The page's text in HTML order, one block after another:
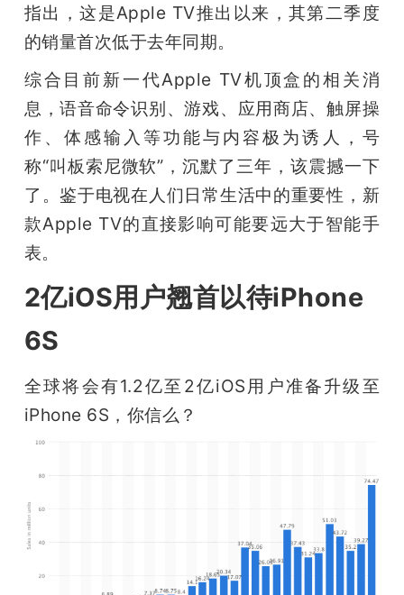
指出，这是Apple TV推出以来，其第二季度
的销量首次低于去年同期。
综合目前新一代Apple TV机顶盒的相关消
息，语音命令识别、游戏、应用商店、触屏操
作、体感输入等功能与内容极为诱人，号
称“叫板索尼微软”，沉默了三年，该震撼一下
了。鉴于电视在人们日常生活中的重要性，新
款Apple TV的直接影响可能要远大于智能手
表。
2亿iOS用户翘首以待iPhone
6S
全球将会有1.2亿至2亿iOS用户准备升级至
iPhone 6S，你信么？